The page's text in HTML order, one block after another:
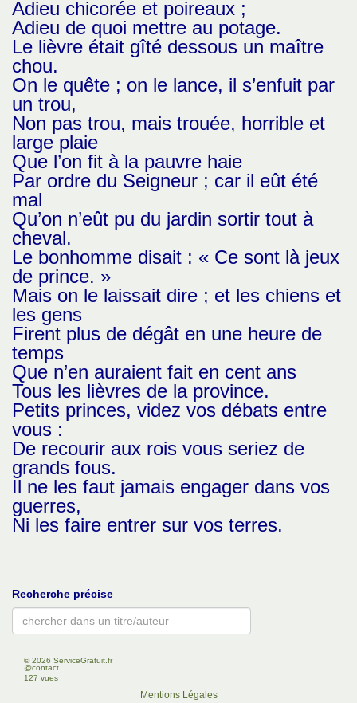
Adieu chicorée et poireaux ;
Adieu de quoi mettre au potage.
Le lièvre était gîté dessous un maître
chou.
On le quête ; on le lance, il s’enfuit par
un trou,
Non pas trou, mais trouée, horrible et
large plaie
Que l’on fit à la pauvre haie
Par ordre du Seigneur ; car il eût été
mal
Qu’on n’eût pu du jardin sortir tout à
cheval.
Le bonhomme disait : « Ce sont là jeux
de prince. »
Mais on le laissait dire ; et les chiens et
les gens
Firent plus de dégât en une heure de
temps
Que n’en auraient fait en cent ans
Tous les lièvres de la province.
Petits princes, videz vos débats entre
vous :
De recourir aux rois vous seriez de
grands fous.
Il ne les faut jamais engager dans vos
guerres,
Ni les faire entrer sur vos terres.
Recherche précise
© 2026 ServiceGratuit.fr
@contact
127 vues
Mentions Légales